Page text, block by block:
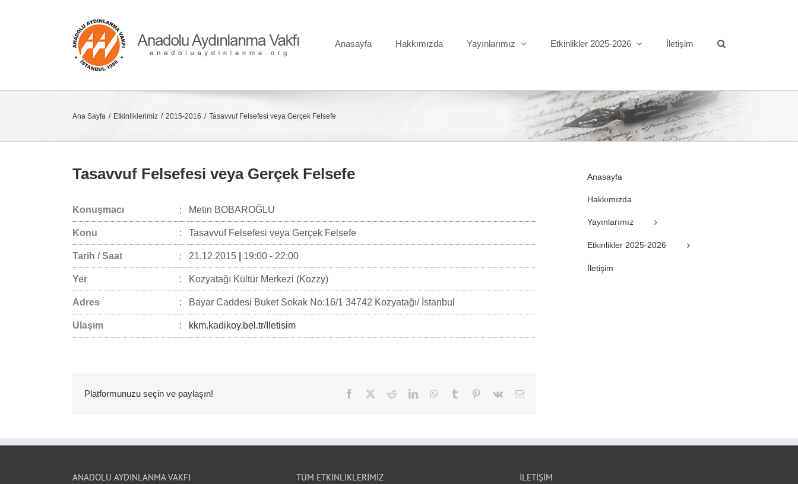
Anasayfa
Hakkımızda Yayınlarımız Etkinlikler 2025-2026 İletişim
Ana Sayfa Etkinliklerimiz 2015-2016 Tasavvuf Felsefesi veya Gerçek Felsefe
Tasavvuf Felsefesi veya Gerçek Felsefe
Konuşmacı : Metin BOBAROĞLU
Konu : Tasavvuf Felsefesi veya Gerçek Felsefe
Tarih / Saat : 21.12.2015 19:00 - 22:00
Yer : Kozyatağı Kültür Merkezi (Kozzy)
Adres : Bayar Caddesi Buket Sokak No:16/1 34742 Kozyatağı/ İstanbul
Ulaşım : kkm.kadikoy.bel.tr/Iletisim
Platformunuzu seçin ve paylaşın! Facebook
TwitterRedditLinkedInWhatsApp
Tumblr Pinterest
Vk
E-
Anasayfa
Hakkımızda
Yayınlarımız
Etkinlikler 2025-2026
İletişim
ANADOLU AYDINLANMA VAKFI TÜM ETKİNLİKLERİMİZ İLETIŞIM